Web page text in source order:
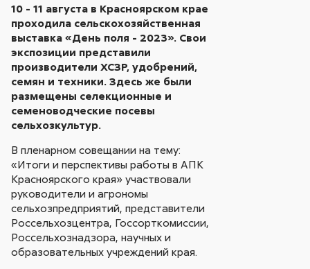
10 - 11 августа в Красноярском крае
проходила сельскохозяйственная
выставка «День поля - 2023». Свои
экспозиции представили
производители ХСЗР, удобрений,
семян и техники. Здесь же были
размещены селекционные и
семеноводческие посевы
сельхозкультур.
В пленарном совещании на тему:
«Итоги и перспективы работы в АПК
Красноярского края» участвовали
руководители и агрономы
сельхозпредприятий, представители
Россельхозцентра, Госсорткомиссии,
Россельхознадзора, научных и
образовательных учреждений края.